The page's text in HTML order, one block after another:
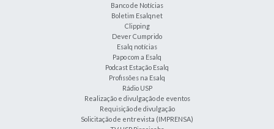
Banco de Notícias
Boletim Esalqnet
Clipping
Dever Cumprido
Esalq notícias
Papo com a Esalq
Podcast Estação Esalq
Profissões na Esalq
Rádio USP
Realização e divulgação de eventos
Requisição de divulgação
Solicitação de entrevista (IMPRENSA)